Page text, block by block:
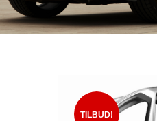
Shop
Fælgkonfigurator
TILBUD!